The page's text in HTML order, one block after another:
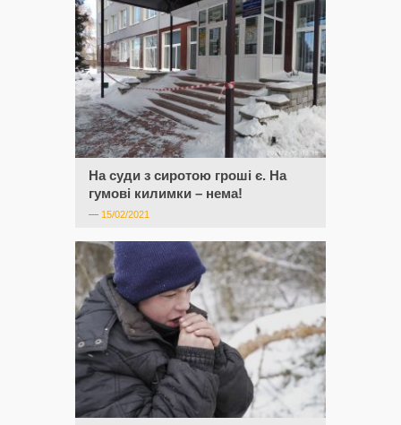
На суди з сиротою гроші є. На
гумові килимки – нема!
— 15/02/2021